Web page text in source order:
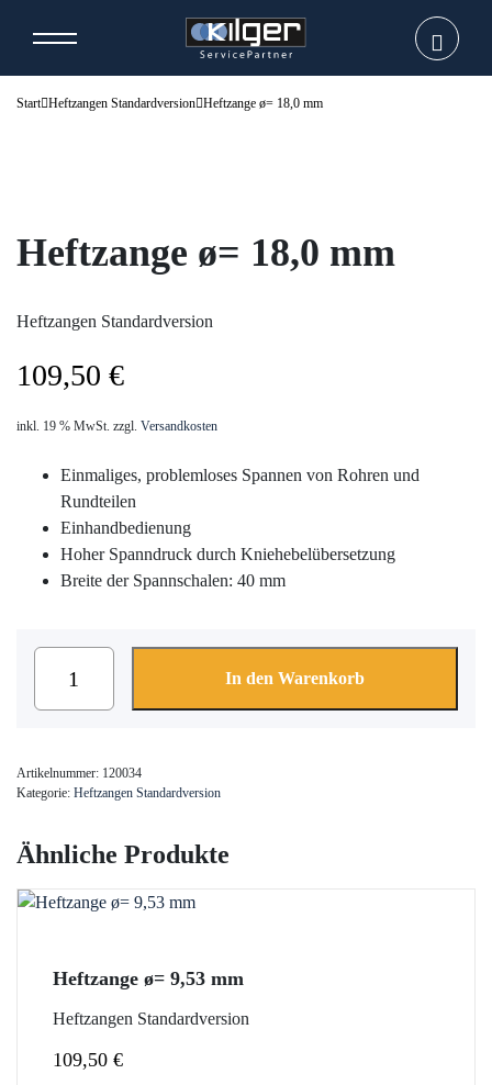
Start Heftzangen Standardversion Heftzange ø= 18,0 mm
Heftzange ø= 18,0 mm
Heftzangen Standardversion
109,50 €
inkl. 19 % MwSt. zzgl. Versandkosten
Einmaliges, problemloses Spannen von Rohren und
Rundteilen
Einhandbedienung
Hoher Spanndruck durch Kniehebelübersetzung
Breite der Spannschalen: 40 mm
Heftzange
18,0
In den Warenkorb
Artikelnummer: 120034
Kategorie: Heftzangen Standardversion
Ähnliche Produkte
Heftzange ø= 9,53 mm
Heftzangen Standardversion
109,50 €